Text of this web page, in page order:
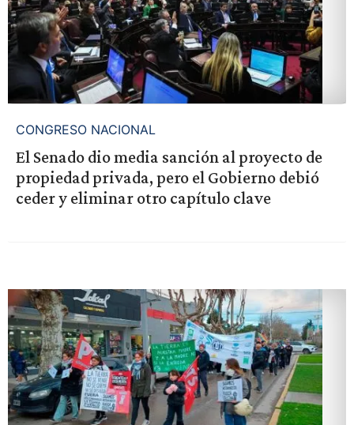
CONGRESO NACIONAL
El Senado dio media sanción al proyecto de
propiedad privada, pero el Gobierno debió
ceder y eliminar otro capítulo clave